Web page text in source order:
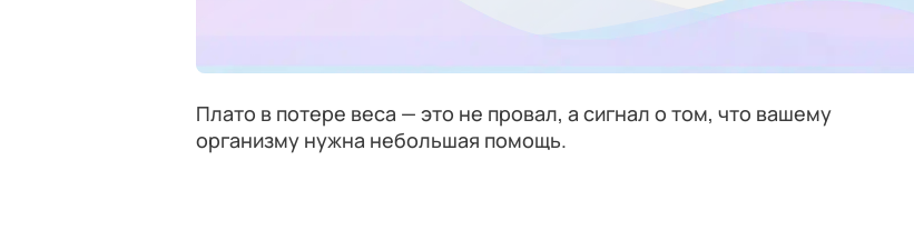
Плато в потере веса — это не провал, а сигнал о том, что вашему
организму нужна небольшая помощь.